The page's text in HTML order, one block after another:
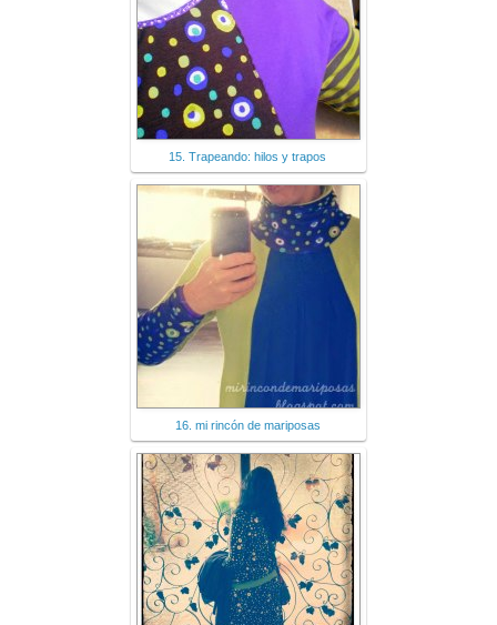
15. Trapeando: hilos y trapos
16. mi rincón de mariposas